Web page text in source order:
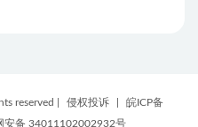
reserved | 侵权投诉
皖ICP备
安备 34011102002932号